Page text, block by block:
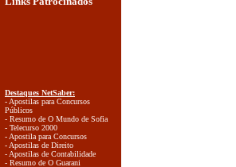
Destaques NetSaber:
- Apostilas para Concursos
Públicos
- Resumo de O Mundo de Sofia
- Telecurso 2000
- Apostila para Concursos
- Apostilas de Direito
- Apostilas de Contabilidade
- Resumo de O Guarani